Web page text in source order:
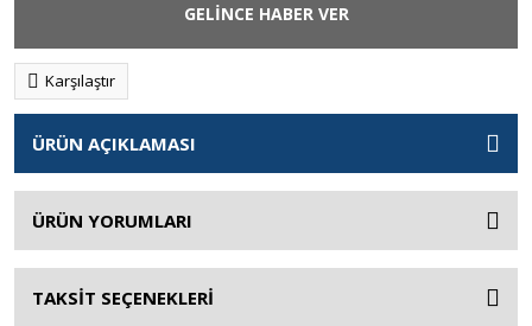
GELİNCE HABER VER
Karşılaştır
ÜRÜN AÇIKLAMASI
ÜRÜN YORUMLARI
TAKSİT SEÇENEKLERİ